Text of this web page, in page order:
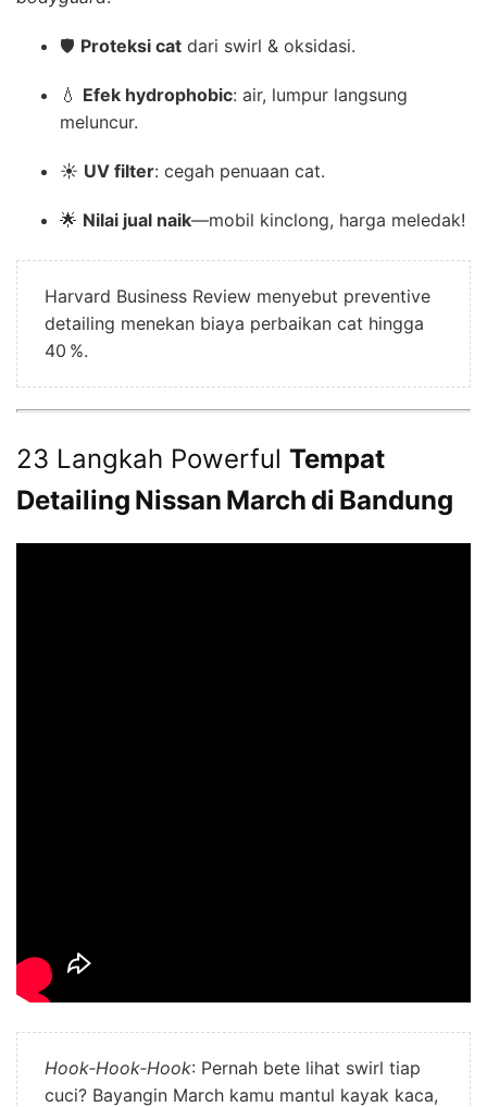
🛡️ Proteksi cat dari swirl & oksidasi.
💧 Efek hydrophobic: air, lumpur langsung
meluncur.
☀️ UV filter: cegah penuaan cat.
🌟 Nilai jual naik—mobil kinclong, harga meledak!
Harvard Business Review menyebut preventive
detailing menekan biaya perbaikan cat hingga
40 %.
23 Langkah Powerful Tempat
Detailing Nissan March di Bandung
Hook‑Hook‑Hook: Pernah bete lihat swirl tiap
cuci? Bayangin March kamu mantul kayak kaca,